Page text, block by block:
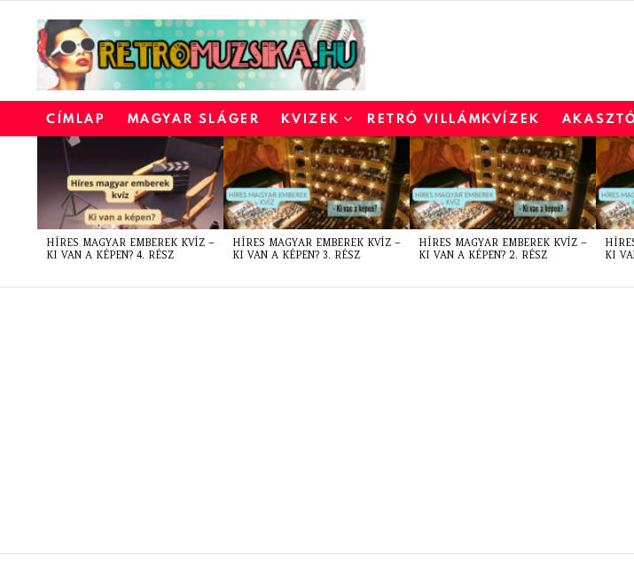
CÍMLAP MAGYAR SLÁGER KVIZEK RETRÓ VILLÁMKVÍZEK
LATEST
STORIES
HÍRES MAGYAR EMBEREK KVÍZ –
KI VAN A KÉPEN? 4. RÉSZ
HÍRES MAGYAR EMBEREK KVÍZ –
KI VAN A KÉPEN? 3. RÉSZ
HÍRES MAGYAR EMBEREK KVÍZ –
KI VAN A KÉPEN? 2. RÉSZ
KI